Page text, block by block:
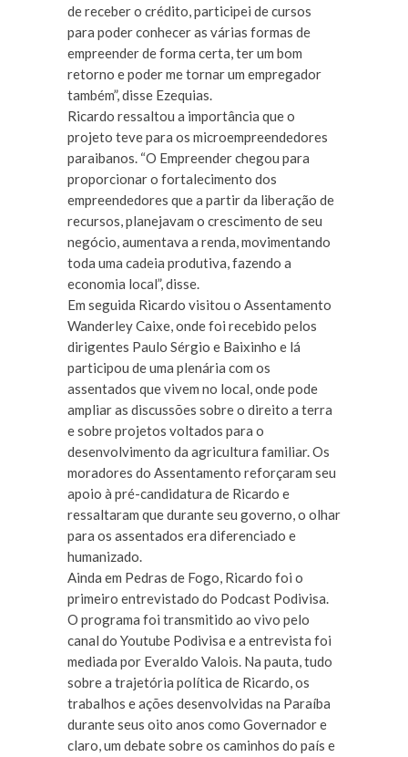
de receber o crédito, participei de cursos
para poder conhecer as várias formas de
empreender de forma certa, ter um bom
retorno e poder me tornar um empregador
também”, disse Ezequias.
Ricardo ressaltou a importância que o
projeto teve para os microempreendedores
paraibanos. “O Empreender chegou para
proporcionar o fortalecimento dos
empreendedores que a partir da liberação de
recursos, planejavam o crescimento de seu
negócio, aumentava a renda, movimentando
toda uma cadeia produtiva, fazendo a
economia local”, disse.
Em seguida Ricardo visitou o Assentamento
Wanderley Caixe, onde foi recebido pelos
dirigentes Paulo Sérgio e Baixinho e lá
participou de uma plenária com os
assentados que vivem no local, onde pode
ampliar as discussões sobre o direito a terra
e sobre projetos voltados para o
desenvolvimento da agricultura familiar. Os
moradores do Assentamento reforçaram seu
apoio à pré-candidatura de Ricardo e
ressaltaram que durante seu governo, o olhar
para os assentados era diferenciado e
humanizado.
Ainda em Pedras de Fogo, Ricardo foi o
primeiro entrevistado do Podcast Podivisa.
O programa foi transmitido ao vivo pelo
canal do Youtube Podivisa e a entrevista foi
mediada por Everaldo Valois. Na pauta, tudo
sobre a trajetória política de Ricardo, os
trabalhos e ações desenvolvidas na Paraíba
durante seus oito anos como Governador e
claro, um debate sobre os caminhos do país e